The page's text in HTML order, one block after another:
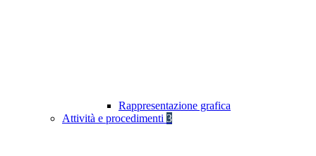
Rappresentazione grafica
Attività e procedimenti 3